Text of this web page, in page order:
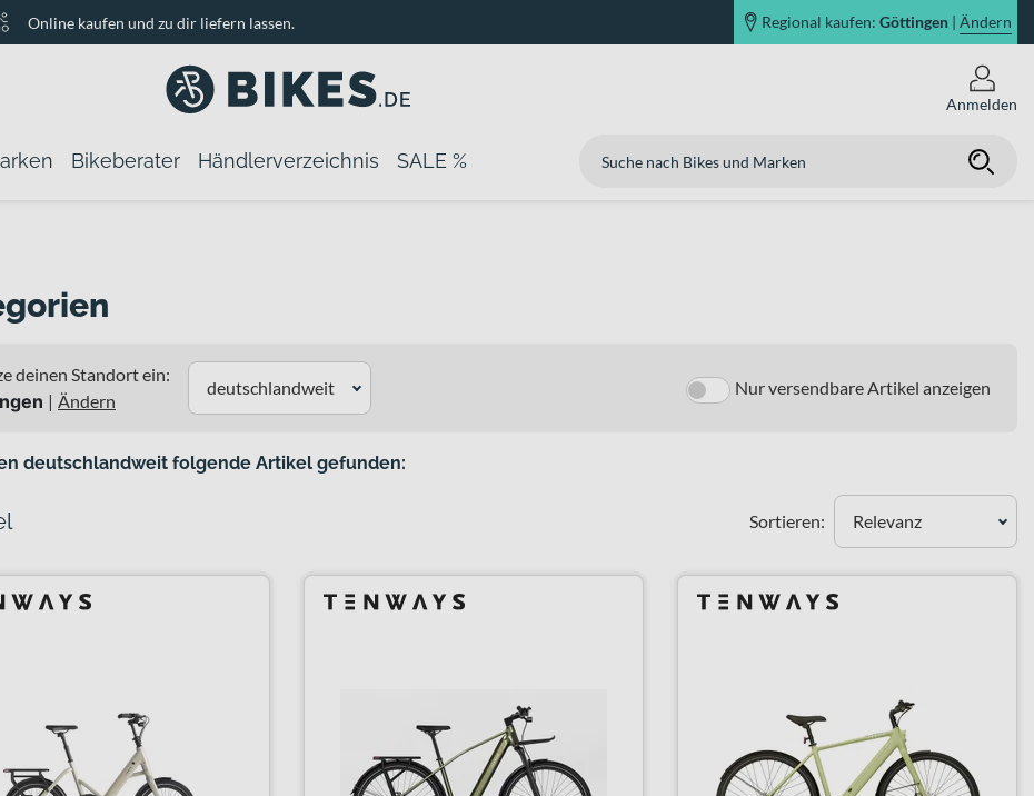
Online kaufen und zu dir liefern lassen. Regional kaufen: Göttingen | Ändern
Anmelden
Bikeberater Händlerverzeichnis SALE %
deinen Standort ein:
| Ändern
deutschlandweit Nur versendbare Artikel anzeigen
deutschlandweit folgende Artikel gefunden:
Sortieren: Relevanz